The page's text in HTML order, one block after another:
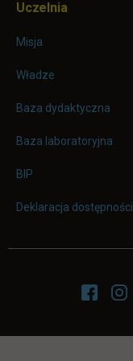
Uczelnia
Misja
Władze
Baza dydaktyczna
Baza laboratoryjna
BIP
Deklaracja dostępności